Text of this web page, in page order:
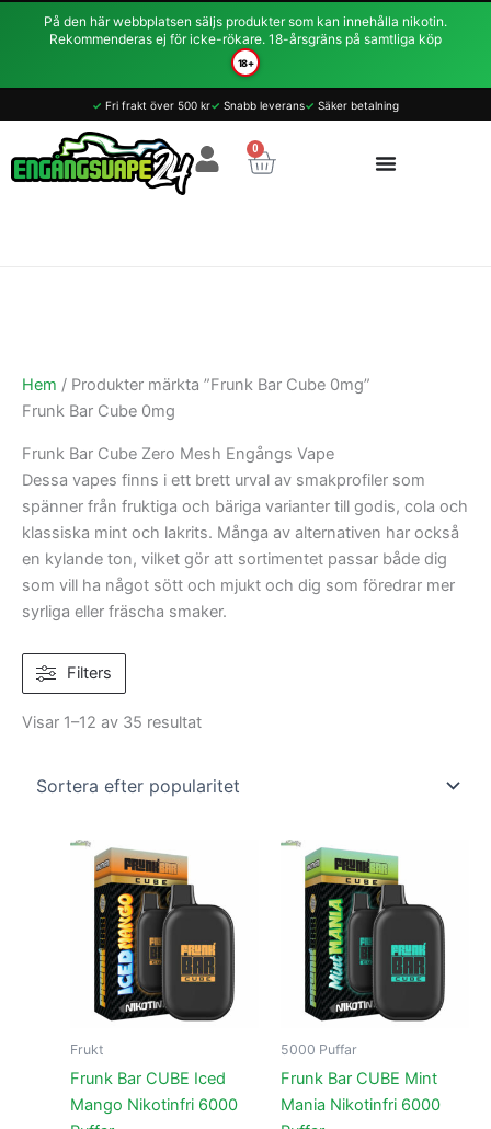
På den här webbplatsen säljs produkter som kan innehålla nikotin.
Rekommenderas ej för icke-rökare. 18-årsgräns på samtliga köp
18+
Hoppa
✓ Fri frakt över 500 kr✓ Snabb leverans✓ Säker betalning
0
Varukorg
Hem / Produkter märkta ”Frunk Bar Cube 0mg”
Frunk Bar Cube 0mg
Frunk Bar Cube Zero Mesh Engångs Vape
Dessa vapes finns i ett brett urval av smakprofiler som
spänner från fruktiga och bäriga varianter till godis, cola och
klassiska mint och lakrits. Många av alternativen har också
en kylande ton, vilket gör att sortimentet passar både dig
som vill ha något sött och mjukt och dig som föredrar mer
syrliga eller fräscha smaker.
Filters
Visar 1–12 av 35 resultat
Sortera
popularitet
Frukt
Frunk Bar CUBE Iced
Mango Nikotinfri 6000
5000 Puffar
Frunk Bar CUBE Mint
Mania Nikotinfri 6000